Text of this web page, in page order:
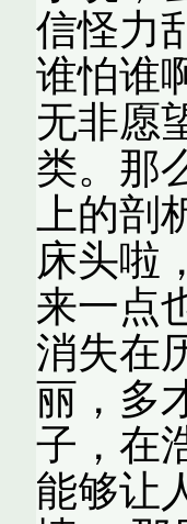
信怪力
谁怕谁
无非愿
类。那
上的
床头啦
来一点
消失在
丽，多
子，在
能够让